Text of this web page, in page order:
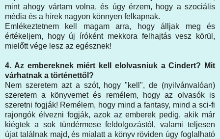
mint ahogy vártam volna, és úgy érzem, hogy a szociális
média és a hírek nagyon könnyen felkapnak.
Emlékeztetnem kell magam arra, hogy álljak meg és
értékeljem, hogy új íróként mekkora felhajtás vesz körül,
mielőtt vége lesz az egésznek!
4. Az embereknek miért kell elolvasniuk a Cindert? Mit
várhatnak a történettől?
Nem szeretem azt a szót, hogy "kell", de (nyilvánvalóan)
szeretem a könyvemet és remélem, hogy az olvasók is
szeretni fogják! Remélem, hogy mind a fantasy, mind a sci-fi
rajongók élvezni fogják, azok az emberek pedig, akik már
kiégtek a sok tündérmese feldolgozástól, valami teljesen
újat találnak majd, és mialatt a könyv röviden úgy foglalható